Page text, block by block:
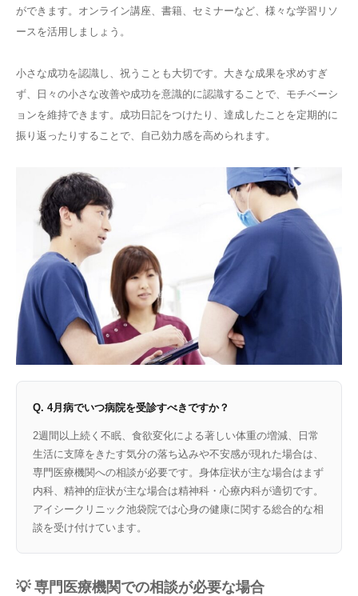
ができます。オンライン講座、書籍、セミナーなど、様々な学習リソ
ースを活用しましょう。
小さな成功を認識し、祝うことも大切です。大きな成果を求めすぎ
ず、日々の小さな改善や成功を意識的に認識することで、モチベーシ
ョンを維持できます。成功日記をつけたり、達成したことを定期的に
振り返ったりすることで、自己効力感を高められます。
Q. 4月病でいつ病院を受診すべきですか？
2週間以上続く不眠、食欲変化による著しい体重の増減、日常
生活に支障をきたす気分の落ち込みや不安感が現れた場合は、
専門医療機関への相談が必要です。身体症状が主な場合はまず
内科、精神的症状が主な場合は精神科・心療内科が適切です。
アイシークリニック池袋院では心身の健康に関する総合的な相
談を受け付けています。
💡 専門医療機関での相談が必要な場合